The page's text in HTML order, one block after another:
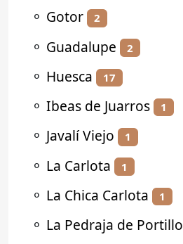
⚬ Gotor 2
⚬ Guadalupe 2
⚬ Huesca 17
⚬ Ibeas de Juarros 1
⚬ Javalí Viejo 1
⚬ La Carlota 1
⚬ La Chica Carlota 1
⚬ La Pedraja de Portillo